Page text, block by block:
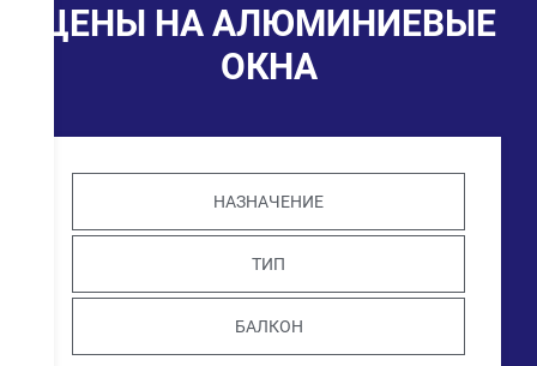
ЦЕНЫ НА АЛЮМИНИЕВЫЕ
ОКНА
НАЗНАЧЕНИЕ
ТИП
БАЛКОН